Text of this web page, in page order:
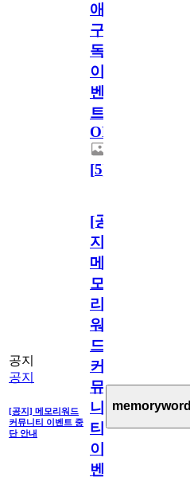
애
구
독
이
벤
트
OPEN!
[5]
공지
공지
[공지] 메모리워드
커뮤니티 이벤트 중
단 안내
[공
지]
메
모
리
워
드
커
뮤
니
티
이
벤
memoryword